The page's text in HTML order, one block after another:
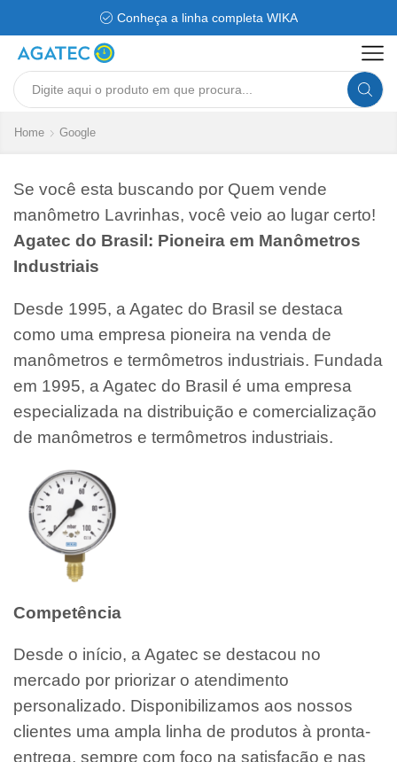
Conheça a linha completa WIKA
Search
Home Google
Se você esta buscando por Quem vende
manômetro Lavrinhas, você veio ao lugar certo!
Agatec do Brasil: Pioneira em Manômetros
Industriais
Desde 1995, a Agatec do Brasil se destaca
como uma empresa pioneira na venda de
manômetros e termômetros industriais. Fundada
em 1995, a Agatec do Brasil é uma empresa
especializada na distribuição e comercialização
de manômetros e termômetros industriais.
Competência
Desde o início, a Agatec se destacou no
mercado por priorizar o atendimento
personalizado. Disponibilizamos aos nossos
clientes uma ampla linha de produtos à pronta-
entrega, sempre com foco na satisfação e nas